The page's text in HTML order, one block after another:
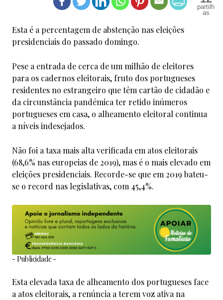
Esta é a percentagem de abstenção nas eleições
presidenciais do passado domingo.
Pese a entrada de cerca de um milhão de eleitores
para os cadernos eleitorais, fruto dos portugueses
residentes no estrangeiro que têm cartão de cidadão e
da circunstância pandémica ter retido inúmeros
portugueses em casa, o alheamento eleitoral continua
a níveis indesejados.
Não foi a taxa mais alta verificada em atos eleitorais
(68,6% nas europeias de 2019), mas é o mais elevado em
eleições presidenciais. Recorde-se que em 2019 bateu-
se o record nas legislativas, com 45,4%.
- Publicidade -
Esta elevada taxa de alheamento dos portugueses face
a atos eleitorais, a renúncia a terem voz ativa na